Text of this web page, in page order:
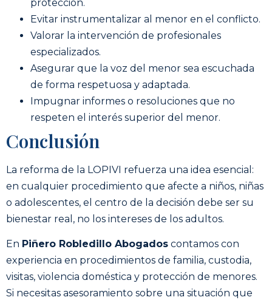
protección.
Evitar instrumentalizar al menor en el conflicto.
Valorar la intervención de profesionales
especializados.
Asegurar que la voz del menor sea escuchada
de forma respetuosa y adaptada.
Impugnar informes o resoluciones que no
respeten el interés superior del menor.
Conclusión
La reforma de la LOPIVI refuerza una idea esencial:
en cualquier procedimiento que afecte a niños, niñas
o adolescentes, el centro de la decisión debe ser su
bienestar real, no los intereses de los adultos.
En Piñero Robledillo Abogados contamos con
experiencia en procedimientos de familia, custodia,
visitas, violencia doméstica y protección de menores.
Si necesitas asesoramiento sobre una situación que